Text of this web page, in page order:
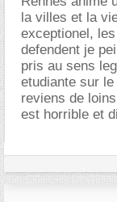
la villes et la
exceptionel,
defendent je
pris au sens
etudiante sur
reviens de
est horrible et